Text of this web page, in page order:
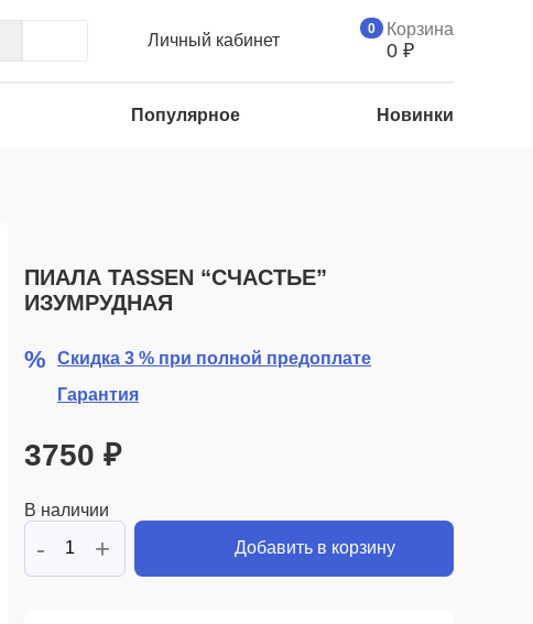
Личный кабинет
0 Корзина
0 ₽
Популярное Новинки
ПИАЛА TASSEN “СЧАСТЬЕ”
ИЗУМРУДНАЯ
Скидка 3 % при полной предоплате
Гарантия
3750 ₽
В наличии
- + Добавить в корзину